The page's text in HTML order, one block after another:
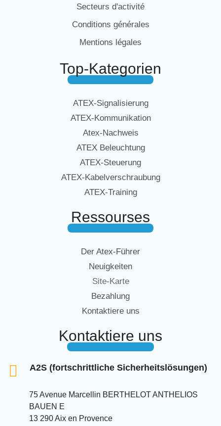
Secteurs d'activité
Conditions générales
Mentions légales
Top-Kategorien
ATEX-Signalisierung
ATEX-Kommunikation
Atex-Nachweis
ATEX Beleuchtung
ATEX-Steuerung
ATEX-Kabelverschraubung
ATEX-Training
Ressourses
Der Atex-Führer
Neuigkeiten
Site-Karte
Bezahlung
Kontaktiere uns
Kontaktiere uns
A2S (fortschrittliche Sicherheitslösungen)
75 Avenue Marcellin BERTHELOT ANTHELIOS
BAUEN E
13 290 Aix en Provence